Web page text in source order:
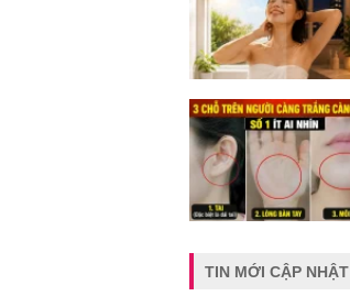
TIN MỚI CẬP NHẬT